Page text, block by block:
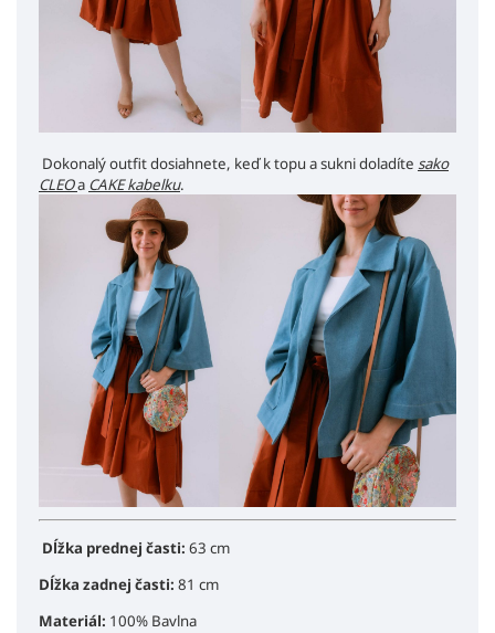
Dokonalý outfit dosiahnete, keď k topu a sukni doladíte sako
CLEOa CAKE kabelku.
Dĺžka prednej časti: 63 cm
Dĺžka zadnej časti: 81 cm
Materiál: 100% Bavlna